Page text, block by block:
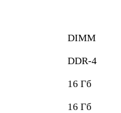
DIMM
DDR-4
16 Гб
16 Гб